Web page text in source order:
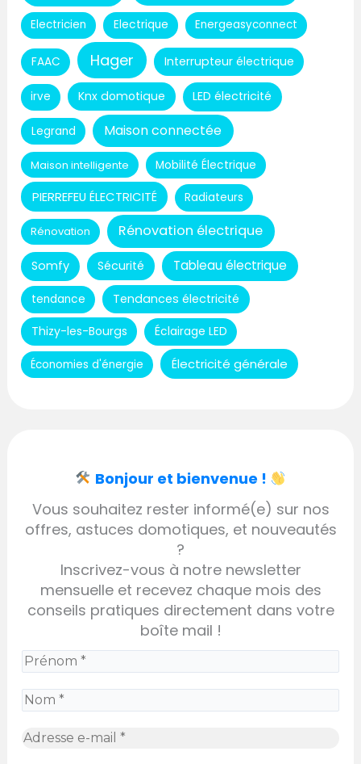
Electricien Electrique Energeasyconnect
FAAC Hager Interrupteur électrique
irve Knx domotique LED électricité
Legrand Maison connectée
Maison intelligente Mobilité Électrique
PIERREFEU ÉLECTRICITÉ Radiateurs
Rénovation Rénovation électrique
Somfy Sécurité Tableau électrique
tendance Tendances électricité
Thizy-les-Bourgs Éclairage LED
Économies d'énergie Électricité générale
Bonjour et bienvenue !
Vous souhaitez rester informé(e) sur nos
offres, astuces domotiques, et nouveautés
?
Inscrivez-vous à notre newsletter
mensuelle et recevez chaque mois des
conseils pratiques directement dans votre
boîte mail !